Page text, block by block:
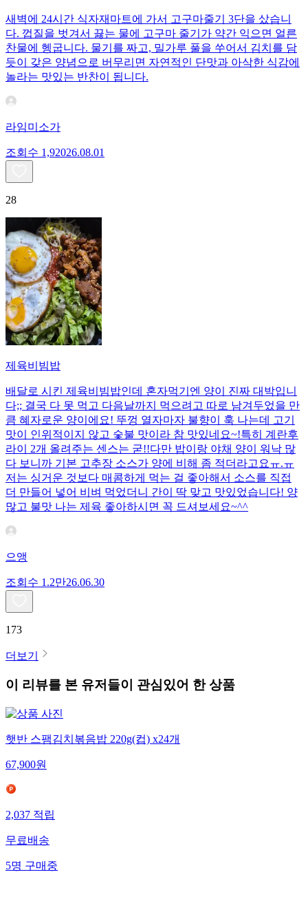
새벽에 24시간 식자재마트에 가서 고구마줄기 3단을 샀습니
다. 껍질을 벗겨서 끓는 물에 고구마 줄기가 약간 익으면 얼른
찬물에 헹굽니다. 물기를 짜고, 밀가루 풀을 쑤어서 김치를 담
듯이 갖은 양념으로 버무리면 자연적인 단맛과 아삭한 식감에
놀라는 맛있는 반찬이 됩니다.
라임미소가
조회수 1,92026.08.01
28
제육비빔밥
배달로 시킨 제육비빔밥인데 혼자먹기엔 양이 진짜 대박입니
다;; 결국 다 못 먹고 다음날까지 먹으려고 따로 남겨두었을 만
큼 혜자로운 양이에요! 뚜껑 열자마자 불향이 훅 나는데 고기
맛이 인위적이지 않고 숯불 맛이라 참 맛있네요~!특히 계란후
라이 2개 올려주는 센스는 굳!! ​다만 밥이랑 야채 양이 워낙 많
다 보니까 기본 고추장 소스가 양에 비해 좀 적더라고요ㅠ.ㅠ
저는 싱거운 것보다 매콤하게 먹는 걸 좋아해서 소스를 직접
더 만들어 넣어 비벼 먹었더니 간이 딱 맞고 맛있었습니다! 양
많고 불맛 나는 제육 좋아하시면 꼭 드셔보세요~^^
으앵
조회수 1.2만26.06.30
173
더보기
이 리뷰를 본 유저들이 관심있어 한 상품
햇반 스팸김치볶음밥 220g(컵) x24개
67,900원
2,037 적립
무료배송
5명 구매중